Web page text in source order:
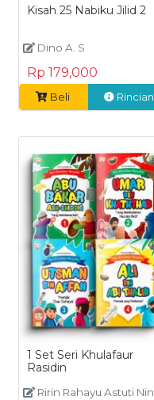
Kisah 25 Nabiku Jilid 2
Dino A. S
Rp 179,000
Beli Rincian
1 Set Seri Khulafaur
Rasidin
Ririn Rahayu Astuti Ningrum